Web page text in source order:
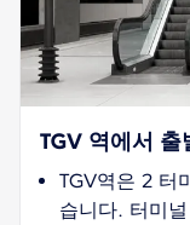
TGV 역에서 출
TGV역은 2 터
습니다. 터미